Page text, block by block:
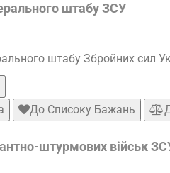
штабу ЗСУ
штабу Збройних сил
До Списоку Бажань
штурмових військ